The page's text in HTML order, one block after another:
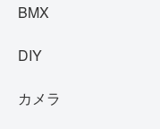
BMX
DIY
カメラ